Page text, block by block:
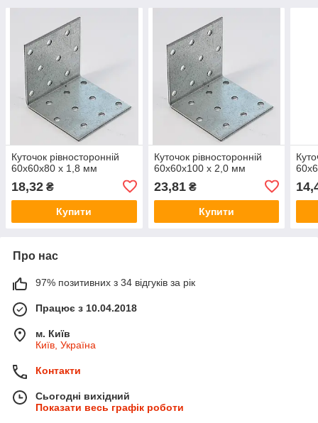
Куточок рівносторонній
60х60х80 х 1,8 мм
18,32 ₴
Купити
Куточок рівносторонній
60х60х100 х 2,0 мм
23,81₴
Купити
Про нас
97% позитивних з 34 відгуків за рік
Працює з 10.04.2018
м. Київ
Київ, Україна
Контакти
Сьогодні вихідний
Показати весь графік роботи